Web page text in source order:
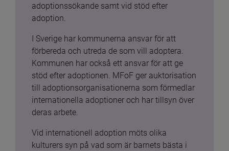
adoptionssökande samt vid stöd efter
adoption.
I Sverige har kommunerna ansvar för att
förbereda och utreda de som vill adoptera.
Kommunen har också ett ansvar för att ge
stöd efter adoptionen. MFoF ger auktorisation
till adoptionsorganisationerna som förmedlar
internationella adoptioner och har tillsyn över
deras arbete.
Vid internationell adoption möts olika
kulturers syn på vad som är barnets bästa i